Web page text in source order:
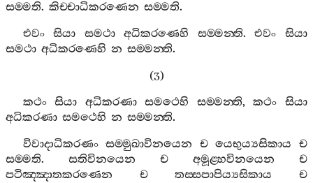
සම‍්මති. කිච‍්චාධිකරණෙන සම‍්මති.
එවං
සියා සමථා අධිකරණෙහි සම‍්මන‍්ති.එවං
සියා
සමථා අධිකරණෙහි න සම‍්මන‍්ති.
(3)
කථං සියා අධිකරණා සමථෙහි සම‍්මන‍්ති,කථං
සියා
අධිකරණා සමථෙහි න සම‍්මන‍්ති.
විවාදාධිකරණං සම‍්මුඛාවිනයෙන ච යෙභුය්‍යසිකාය
ච
සම‍්මති. සතිවිනයෙන ච අමූළ‍්හවිනයෙන
ච
පටිඤ‍්ඤාතකරණෙන
ච තස‍්සපාපිය්‍යසිකාය
ච